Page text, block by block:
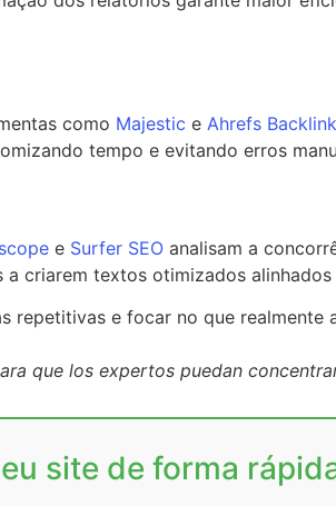
como Majestic e Ahrefs
tempo e evitando erros
e Surfer SEO analisam a
criarem textos otimizados
e focar no que
que los expertos puedan
site de forma